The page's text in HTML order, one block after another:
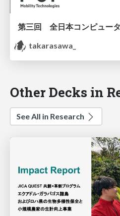
takarasawa_
Other Decks in
See All in Research